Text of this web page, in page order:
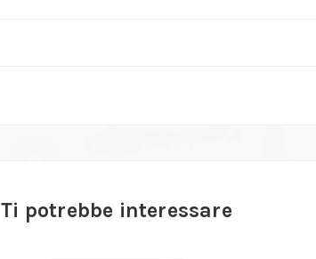
Ti potrebbe interessare